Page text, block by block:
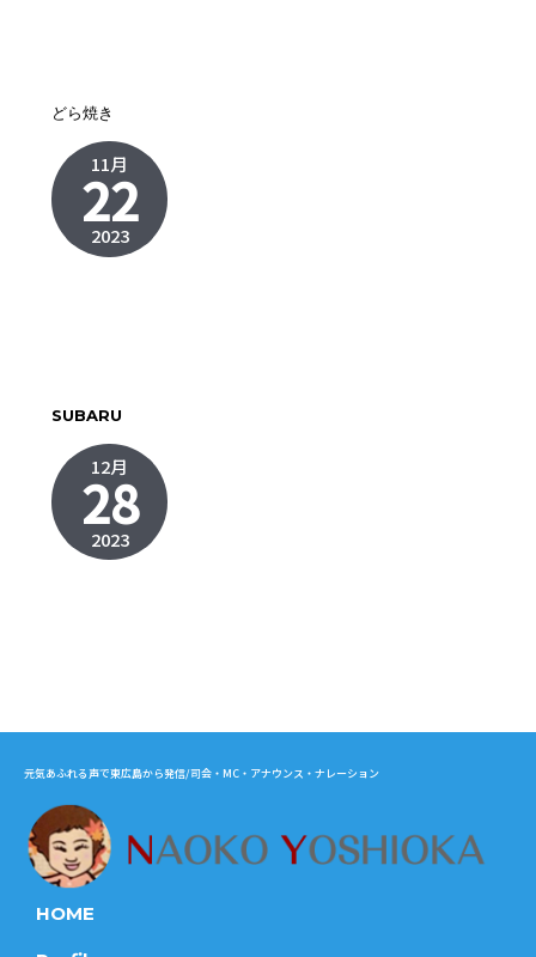
どら焼き
11月
22
2023
SUBARU
12月
28
2023
元気あふれる声で東広島から発信/司会・MC・アナウンス・ナレーション
HOME